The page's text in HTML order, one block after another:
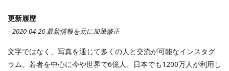
更新履歴
– 2020-04-26 最新情報を元に加筆修正
文字ではなく、写真を通じて多くの人と交流が可能なインスタグ
ラム。若者を中心に今や世界で6億人、日本でも1200万人が利用し